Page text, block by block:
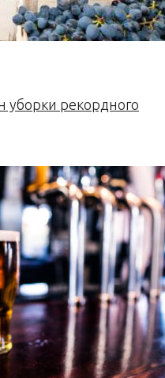
уборки рекордного